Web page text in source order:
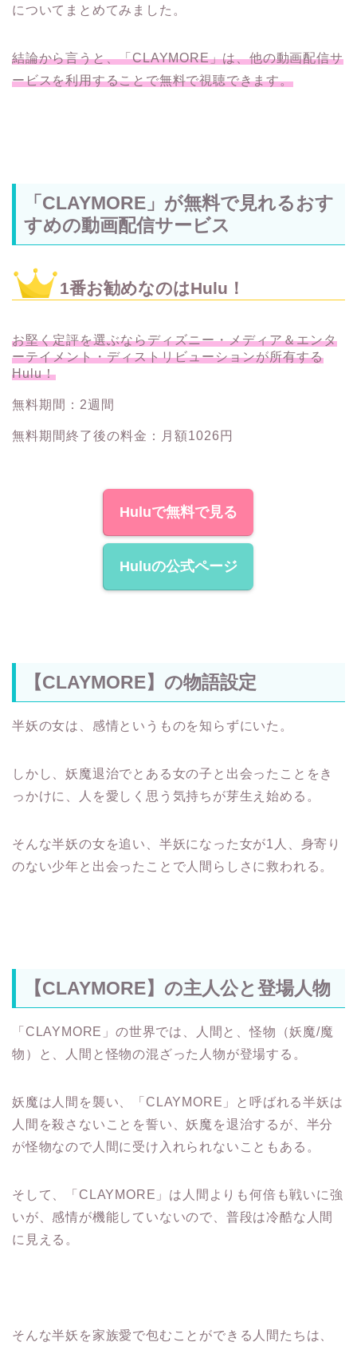
についてまとめてみました。
結論から言うと、「CLAYMORE」は、他の動画配信サ
ービスを利用することで無料で視聴できます。
「CLAYMORE」が無料で見れるおす
すめの動画配信サービス
1番お勧めなのはHulu！
お堅く定評を選ぶならディズニー・メディア＆エンタ
ーテイメント・ディストリビューションが所有する
Hulu！
無料期間：2週間
無料期間終了後の料金：月額1026円
Huluで無料で見る
Huluの公式ページ
【CLAYMORE】の物語設定
半妖の女は、感情というものを知らずにいた。
しかし、妖魔退治でとある女の子と出会ったことをき
っかけに、人を愛しく思う気持ちが芽生え始める。
そんな半妖の女を追い、半妖になった女が1人、身寄り
のない少年と出会ったことで人間らしさに救われる。
【CLAYMORE】の主人公と登場人物
「CLAYMORE」の世界では、人間と、怪物（妖魔/魔
物）と、人間と怪物の混ざった人物が登場する。
妖魔は人間を襲い、「CLAYMORE」と呼ばれる半妖は
人間を殺さないことを誓い、妖魔を退治するが、半分
が怪物なので人間に受け入れられないこともある。
そして、「CLAYMORE」は人間よりも何倍も戦いに強
いが、感情が機能していないので、普段は冷酷な人間
に見える。
そんな半妖を家族愛で包むことができる人間たちは、